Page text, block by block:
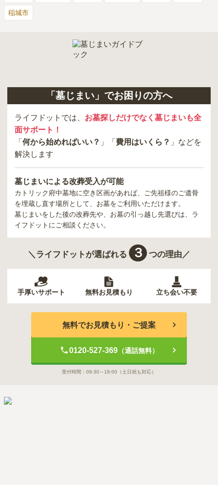
稲城市
「墓じまい」でお困りの方へ
ライフドットでは、 お墓探しだけでなく墓じまいも全
面サポート！
「 何から始めればいい？ 」「 費用はいくら？ 」などを
解決します
墓じまいによる改葬受入が可能
カトリック府中墓地に空き区画があれば、ご先祖様のご遺骨
を埋蔵し直す場所として、お墓をご利用いただけます。
墓じまいをした後の改葬先や、お墓の引っ越し先選びは、ラ
イフドットにご相談ください。
＼ライフドットが選ばれる ３ つの理由／
手厚いサポート 無料お見積もり 立ち会い不要
無料でお見積もり・ご提案
0120-527-369（通話無料）
受付時間： 09:30～18:00 （土日祝も対応）